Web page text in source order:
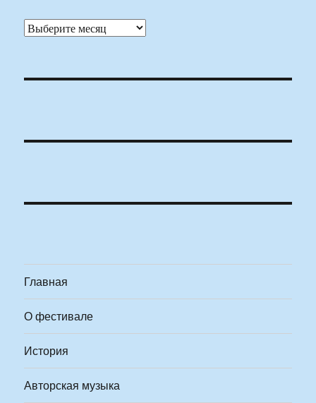
Архивы
Главная
О фестивале
История
Авторская музыка